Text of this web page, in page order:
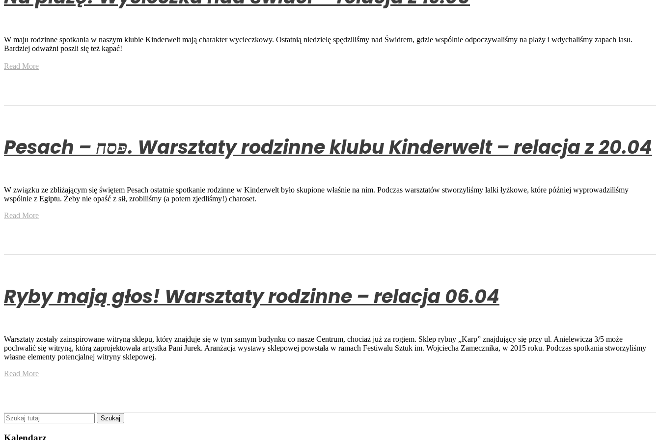
W maju rodzinne spotkania w naszym klubie Kinderwelt mają charakter wycieczkowy. Ostatnią niedzielę spędziliśmy nad Świdrem, gdzie wspólnie odpoczywaliśmy na plaży i wdychaliśmy zapach lasu.
Bardziej odważni poszli się też kąpać!
Read More
Pesach – פּסח. Warsztaty rodzinne klubu Kinderwelt – relacja z 20.04
W związku ze zbliżającym się świętem Pesach ostatnie spotkanie rodzinne w Kinderwelt było skupione właśnie na nim. Podczas warsztatów stworzyliśmy lalki łyżkowe, które później wyprowadziliśmy
wspólnie z Egiptu. Żeby nie opaść z sił, zrobiliśmy (a potem zjedliśmy!) charoset.
Read More
Ryby mają głos! Warsztaty rodzinne – relacja 06.04
Warsztaty zostały zainspirowane witryną sklepu, który znajduje się w tym samym budynku co nasze Centrum, chociaż już za rogiem. Sklep rybny „Karp” znajdujący się przy ul. Anielewicza 3/5 może
pochwalić się witryną, którą zaprojektowała artystka Pani Jurek. Aranżacja wystawy sklepowej powstała w ramach Festiwalu Sztuk im. Wojciecha Zamecznika, w 2015 roku. Podczas spotkania stworzyliśmy
własne elementy potencjalnej witryny sklepowej.
Read More
Kalendarz